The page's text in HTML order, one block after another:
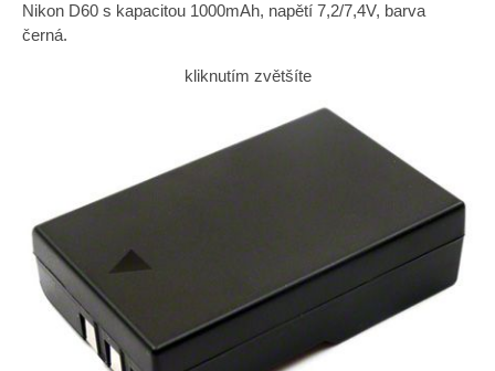
Nikon D60 s kapacitou 1000mAh, napětí 7,2/7,4V, barva
černá.
kliknutím zvětšíte